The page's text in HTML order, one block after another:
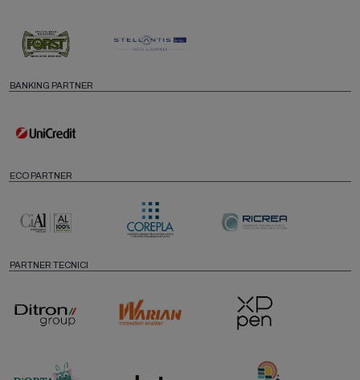
BANKING PARTNER
ECO PARTNER
PARTNER TECNICI